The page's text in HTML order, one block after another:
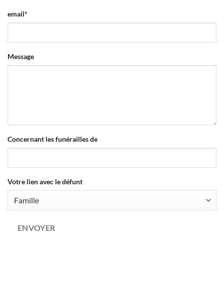
email*
Message
Concernant les funérailles de
Votre lien avec le défunt
ENVOYER